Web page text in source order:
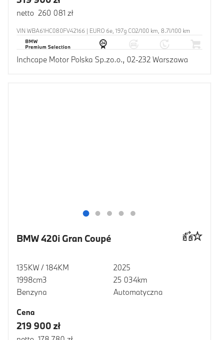
netto 260 081 zł
VIN WBA61HC080FV42166 | EURO 6e, 197g CO2/100 km, 8.7l/100 km
Inchcape Motor Polska Sp.zo.o., 02-232 Warszawa
BMW 420i Gran Coupé
135KW / 184KM
1998cm3
Benzyna
2025
25 034km
Automatyczna
Cena
219 900 zł